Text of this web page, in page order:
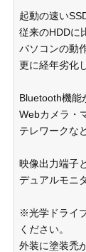
起動の速い
従来のHDDに
パソコンの動
更に経年劣化
Bluetooth機能
Webカメラ・
テレワークな
映像出力端子
デュアルモニ
※光学ドライ
ください。
外装に塗装禿